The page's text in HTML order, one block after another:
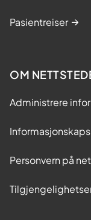
Pasientreiser
OM
Administrere
Personvern på